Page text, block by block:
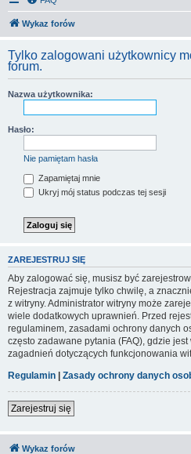
Wykaz forów
Tylko zalogowani użytkownicy
forum.
Nazwa użytkownika:
Hasło:
Nie pamiętam hasła
Zapamiętaj mnie
Ukryj mój status podczas tej sesji
ZAREJESTRUJ SIĘ
Aby zalogować się, musisz być
Rejestracja zajmuje tylko chwilę, a
z witryny. Administrator witryny może
wiele dodatkowych uprawnień. Przed
regulaminem, zasadami ochrony danych
często zadawane pytania (FAQ), gdzie
zagadnień dotyczących funkcjonowania
Regulamin | Zasady ochrony danych
Zarejestruj się
Wykaz forów